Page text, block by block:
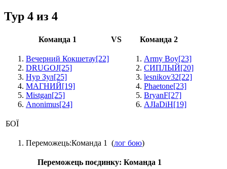
Тур 4 из 4
Команда 1 VS Команда 2
Вечерний Кокшетау[22]
DRUGOJ[25]
Нур Зул[25]
МАГНИЙ[19]
Mistgan[25]
Anonimus[24]
Army Boy[23]
СИПЛЫЙ[20]
lesnikov32[22]
Phaetone[23]
BryanF[27]
AJIaDiH[19]
БОЇ
Переможець:Команда 1 (лог бою)
Переможець поєдинку: Команда 1